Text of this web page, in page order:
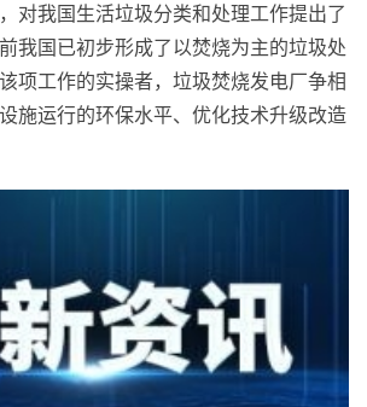
对我国生活垃圾分类和处理工作提出了
我国已初步形成了以焚烧为主的垃圾处
项工作的实操者，垃圾焚烧发电厂争相
施运行的环保水平、优化技术升级改造